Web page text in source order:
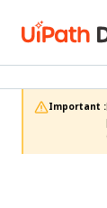
Important :